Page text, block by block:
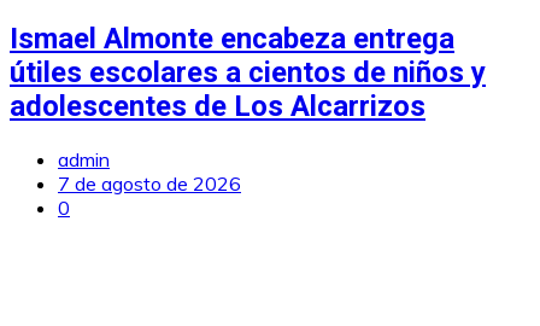
Ismael Almonte encabeza entrega
útiles escolares a cientos de niños y
adolescentes de Los Alcarrizos
admin
7 de agosto de 2026
0